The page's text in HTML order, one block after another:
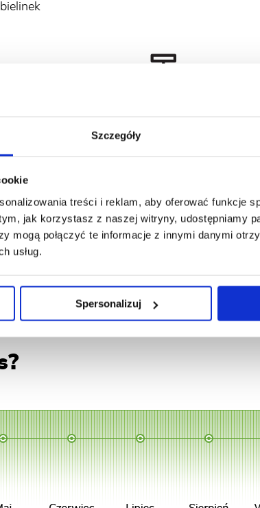
Szczegóły
treści i reklam, aby oferować funkcje
jak korzystasz z naszej witryny, udostępniamy
mogą połączyć te informacje z innymi danymi
usług.
Spersonalizuj
gruncie
Oprysk:
10 g w 2,5-5 l wody